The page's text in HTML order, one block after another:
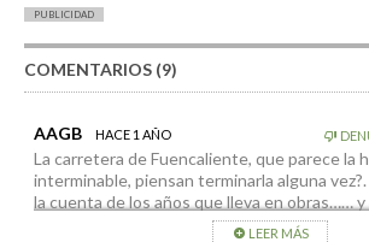
PUBLICIDAD
COMENTARIOS (9)
AAGB HACE 1 AÑO
La carretera de Fuencaliente, que parece la
interminable, piensan terminarla alguna
la cuenta de los años que lleva en obras……
los partidos de la isla han gobernado el
LEER MÁS